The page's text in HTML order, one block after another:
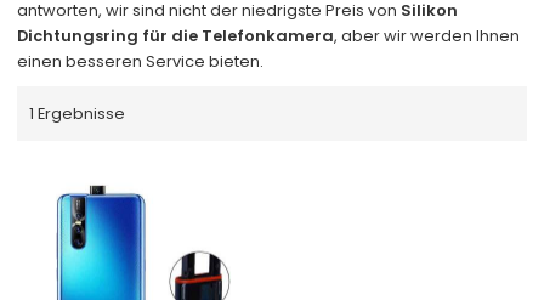
antworten, wir sind nicht der niedrigste Preis von Silikon
Dichtungsring für die Telefonkamera, aber wir werden Ihnen
einen besseren Service bieten.
1 Ergebnisse